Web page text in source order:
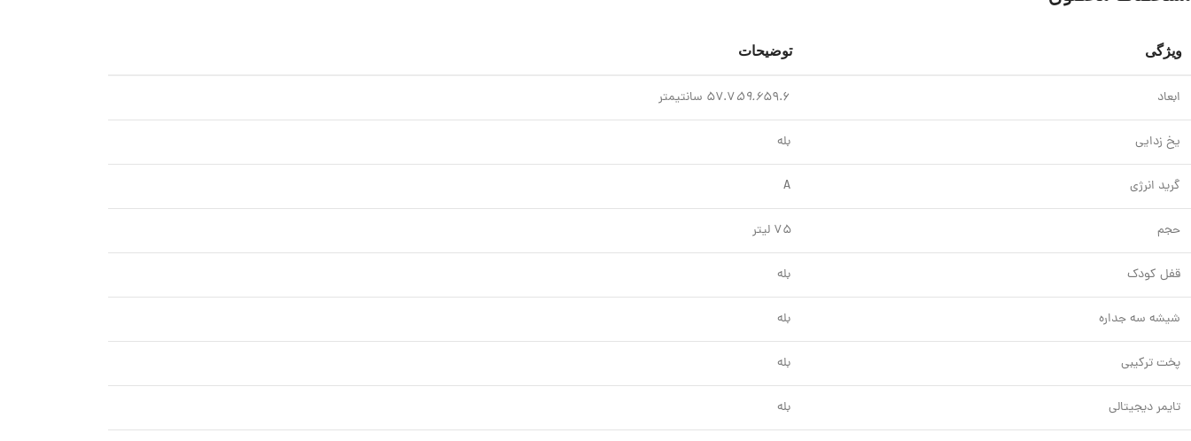
ویژگی توضیحات
ابعاد ۵۷.۷۵۹.۶۵۹.۶ سانتیمتر
یخ زدایی بله
گرید انرژی A
حجم ۷۵ لیتر
قفل کودک بله
شیشه سه جداره بله
پخت ترکیبی بله
تایمر دیجیتالی بله